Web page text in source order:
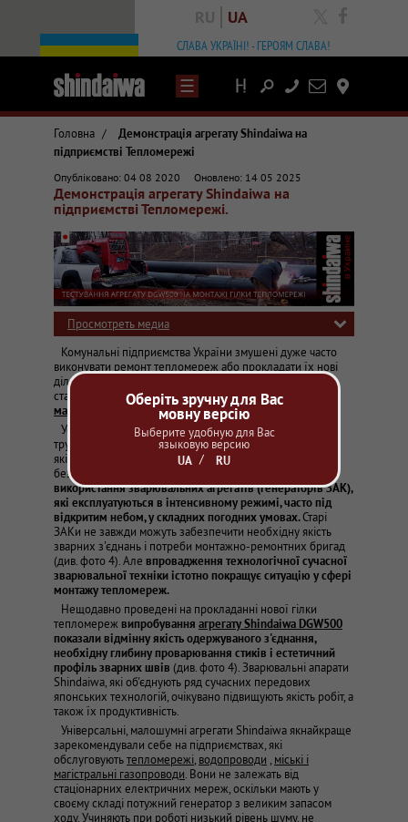
СЛАВА УКРАЇНІ! - ГЕРОЯМ СЛАВА!
RU UA facebook
Написати
лист
Контакты
Головна /
Демонстрація агрегату Shindaiwa на
підприємстві Тепломережі
Статті та огляди про зварювальне обладнання
Вадим Носовський
Безкоштовне експлуатаційне тестування зварювального обладнання
Опубліковано: 04 08 2020 Оновлено: 14 05 2025
Демонстрація агрегату Shindaiwa на
підприємстві Тепломережі.
Просмотреть медиа
Комунальні підприємства України змушені дуже часто
виконувати ремонт тепломереж або прокладати їх нові
ділянки. Такий стан справ зумовлений показниками
статистики. Наприклад, за інформацією РБК-Україна
магістральні тепломережі України зношені на 70%
Усунення свищів, проривів, заміну аварійних ділянок
трубопроводів необхідно виконувати у стислі терміни і
якісно, щоб забезпечення теплом і гарячою водою було
безперебійним.
використання зварювальних агрегатів (генераторів ЗАК),
які експлуатуються в інтенсивному режимі, часто під
відкритим небом, у складних погодних умовах.Старі
ЗАКи не завжди можуть забезпечити необхідну якість
зварних з'єднань і потреби монтажно-ремонтних бригад
(див. фото 4). Але впровадження технологічної сучасної
зварювальної техніки істотно покращує ситуацію у сфері
монтажу тепломереж.
Нещодавно проведені на прокладанні нової гілки
тепломережвипробування агрегату Shindaiwa DGW500
показали відмінну якість одержуваного з'єднання,
необхідну глибину проварювання стиків і естетичний
профіль зварних швів (див. фото 4). Зварювальні апарати
Shindaiwa, які об'єднують ряд сучасних передових
японських технологій, очікувано підвищують якість робіт, а
також їх продуктивність.
Універсальні, малошумні агрегати Shindaiwa якнайкраще
зарекомендували себе на підприємствах, які
обслуговуютьтепломережі, водопроводи , міські і
магістральні газопроводи. Вони не залежать від
стаціонарних електричних мереж, оскільки мають у
своєму складі потужний генератор з великим запасом
ходу. Учиняють при роботі низький рівень шуму, не
Оберіть зручну для Вас
мовну версію
Выберите удобную для Вас
языковую версию
RU
UA